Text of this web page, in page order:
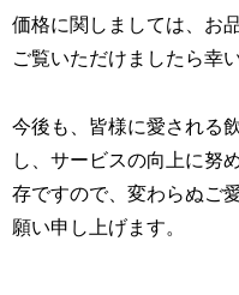
価格に関しましては、お
ご覧いただけましたら幸
今後も、皆様に愛される
し、サービスの向上に努
存ですので、変わらぬご
願い申し上げます。